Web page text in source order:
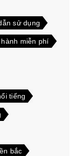
sử dụng
miễn phí
tiếng
bắc